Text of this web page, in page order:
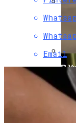
В
В
Email